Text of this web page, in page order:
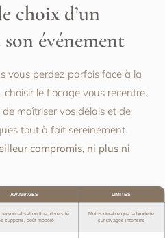
choix d’un
événement
vous perdez parfois face à la
le flocage vous recentre.
maîtriser vos délais et de
tout à fait sereinement.
compromis, ni plus ni
AVANTAGES LIMITES
personnalisation fine, diversité
supports, coût modéré
Moins durable que la broderie
sur lavages intensifs